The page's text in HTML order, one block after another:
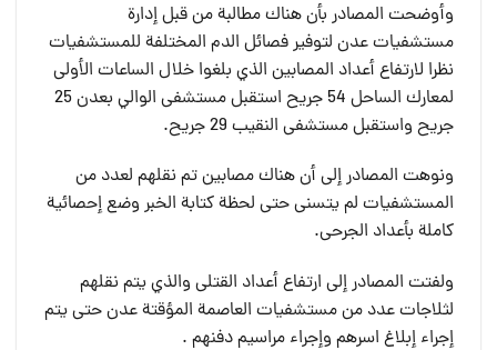
وأوضحت المصادر بأن هناك مطالبة من قبل إدارة
مستشفيات عدن لتوفير فصائل الدم المختلفة للمستشفيات
نظرا لارتفاع أعداد المصابين الذي بلغوا خلال الساعات الأولى
لمعارك الساحل 54 جريح استقبل مستشفى الوالي بعدن 25
جريح واستقبل مستشفى النقيب 29 جريح.
ونوهت المصادر إلى أن هناك مصابين تم نقلهم لعدد من
المستشفيات لم يتسنى حتى لحظة كتابة الخبر وضع إحصائية
كاملة بأعداد الجرحى.
ولفتت المصادر إلى ارتفاع أعداد القتلى والذي يتم نقلهم
لثلاجات عدد من مستشفيات العاصمة المؤقتة عدن حتى يتم
إجراء إبلاغ اسرهم وإجراء مراسيم دفنهم .